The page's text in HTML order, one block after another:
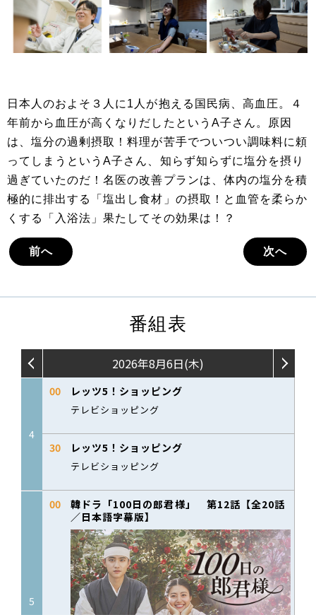
日本人のおよそ３人に1人が抱える国民病、高血圧。４
年前から血圧が高くなりだしたというA子さん。原因
は、塩分の過剰摂取！料理が苦手でついつい調味料に頼
ってしまうというA子さん、知らず知らずに塩分を摂り
過ぎていたのだ！名医の改善プランは、体内の塩分を積
極的に排出する「塩出し食材」の摂取！と血管を柔らか
くする「入浴法」果たしてその効果は！？
前へ 次へ
番組表